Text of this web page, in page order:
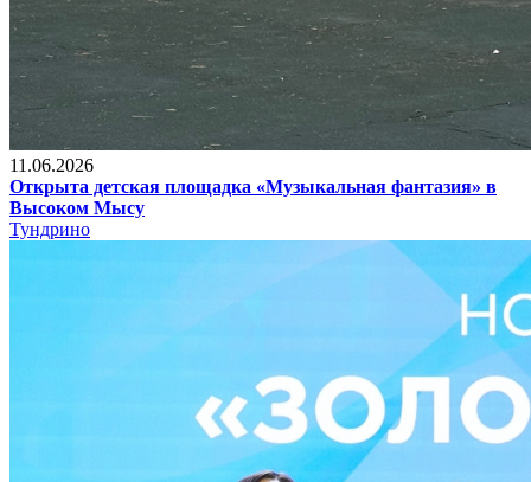
11.06.2026
Открыта детская площадка «Музыкальная фантазия» в
Высоком Мысу
Тундрино